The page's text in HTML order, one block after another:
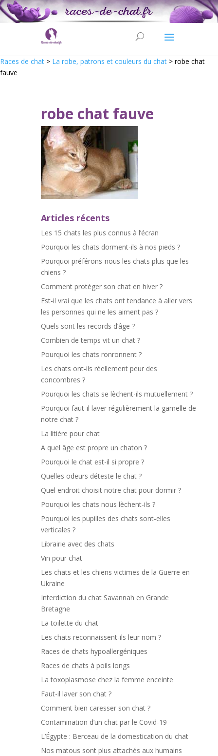
Races de chat > La robe, patrons et couleurs du chat > robe chat
fauve
robe chat fauve
Articles récents
Les 15 chats les plus connus à l’écran
Pourquoi les chats dorment-ils à nos pieds ?
Pourquoi préférons-nous les chats plus que les
chiens ?
Comment protéger son chat en hiver ?
Est-il vrai que les chats ont tendance à aller vers
les personnes qui ne les aiment pas ?
Quels sont les records d’âge ?
Combien de temps vit un chat ?
Pourquoi les chats ronronnent ?
Les chats ont-ils réellement peur des
concombres ?
Pourquoi les chats se lèchent-ils mutuellement ?
Pourquoi faut-il laver régulièrement la gamelle de
notre chat ?
La litière pour chat
A quel âge est propre un chaton ?
Pourquoi le chat est-il si propre ?
Quelles odeurs déteste le chat ?
Quel endroit choisit notre chat pour dormir ?
Pourquoi les chats nous lèchent-ils ?
Pourquoi les pupilles des chats sont-elles
verticales ?
Librairie avec des chats
Vin pour chat
Les chats et les chiens victimes de la Guerre en
Ukraine
Interdiction du chat Savannah en Grande
Bretagne
La toilette du chat
Les chats reconnaissent-ils leur nom ?
Races de chats hypoallergéniques
Races de chats à poils longs
La toxoplasmose chez la femme enceinte
Faut-il laver son chat ?
Comment bien caresser son chat ?
Contamination d’un chat par le Covid-19
L’Égypte : Berceau de la domestication du chat
Nos matous sont plus attachés aux humains